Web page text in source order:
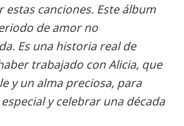
canciones. Este álbum
de amor no
Es una historia real de
trabajado con Alicia, que
y un alma preciosa, para
y celebrar una década